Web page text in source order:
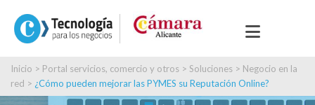
Inicio > Portal servicios, comercio y otros > Soluciones > Negocio en la
red > ¿Cómo pueden mejorar las PYMES su Reputación Online?